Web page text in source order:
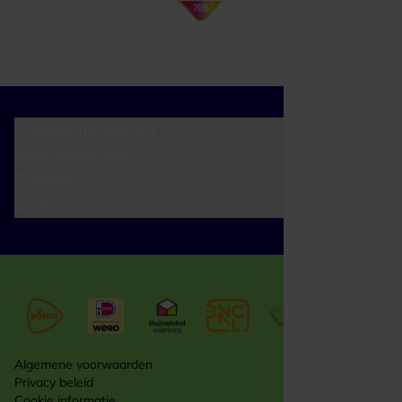
Algemene voorwaarden
Privacy beleid